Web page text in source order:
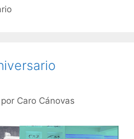
por Caro Cánovas